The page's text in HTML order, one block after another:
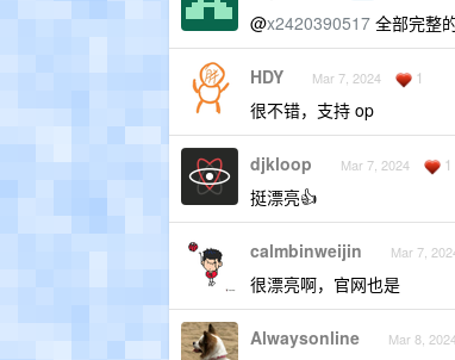
@x2420390517 全部完整
HDY Mar 7, 2024 1
很不错，支持 op
djkloop Mar 7, 2024 1
挺漂亮👍
calmbinweijin Mar 7,
很漂亮啊，官网也是
Alwaysonline Mar 8,